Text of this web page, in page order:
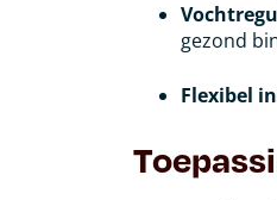
gezond
Flexibel